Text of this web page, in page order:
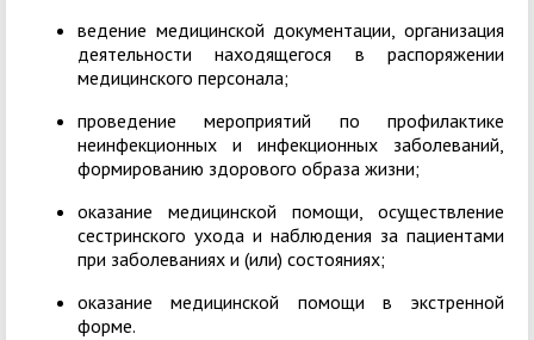
ведение медицинской документации, организация
деятельности находящегося в распоряжении
медицинского персонала;
проведение мероприятий по профилактике
неинфекционных и инфекционных заболеваний,
формированию здорового образа жизни;
оказание медицинской помощи, осуществление
сестринского ухода и наблюдения за пациентами
при заболеваниях и (или) состояниях;
оказание медицинской помощи в экстренной
форме.